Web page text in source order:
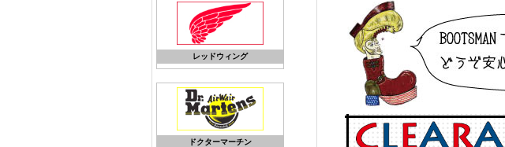
レッドウィング
ドクターマーチン